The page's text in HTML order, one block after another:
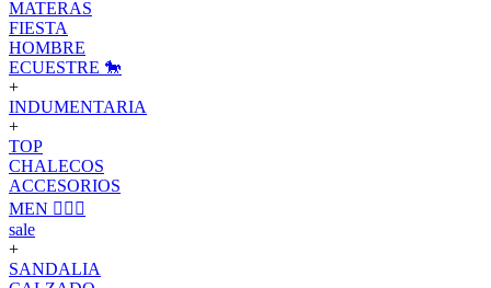
MATERAS
FIESTA
HOMBRE
ECUESTRE 🐎
+
INDUMENTARIA
+
TOP
CHALECOS
ACCESORIOS
MEN 🙋🏽‍♂️
sale
+
SANDALIA